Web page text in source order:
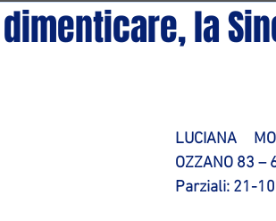
la
LUCIANA
OZZANO 83 –
Parziali: 21-